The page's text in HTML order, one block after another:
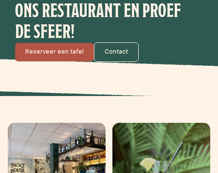
ONS RESTAURANT EN PROEF
DE SFEER!
Reserveer een tafel Contact